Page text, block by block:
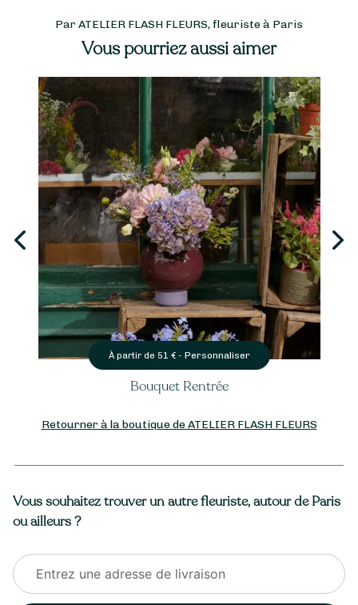
Par ATELIER FLASH FLEURS, fleuriste à Paris
Vous pourriez aussi aimer
À partir de 51 € - Personnaliser
Bouquet Rentrée
Retourner à la boutique de ATELIER FLASH FLEURS
Vous souhaitez trouver un autre fleuriste, autour de Paris
ou ailleurs ?